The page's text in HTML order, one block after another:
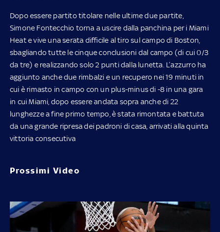
Dopo essere partito titolare nelle ultime due partite,
Simone Fontecchio torna a uscire dalla panchina per i Miami
Heat e vive una serata difficile al tiro sul campo di Boston,
sbagliando tutte le cinque conclusioni dal campo (di cui 0/3
da tre) e realizzando solo 2 punti dalla lunetta. L’azzurro ha
aggiunto anche due rimbalzi e un recupero nei 19 minuti in
cui è rimasto in campo con un plus-minus di -8 in una gara
in cui Miami, dopo essere andata sopra anche di 22
lunghezze a fine primo tempo, è stata rimontata e battuta
da una grande ripresa dei padroni di casa, arrivati alla quinta
vittoria consecutiva
Prossimi Video